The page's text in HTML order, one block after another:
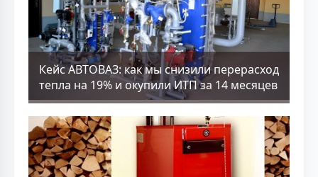
Кейс АВТОВАЗ: как мы снизили перерасход
тепла на 19% и окупили ИТП за 14 месяцев